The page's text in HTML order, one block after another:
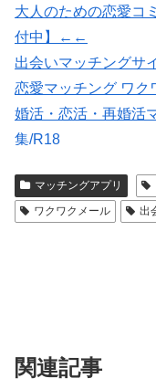
大人のための恋愛
付中】←←
出会いマッチングサ
恋愛マッチング ワク
婚活・恋活・再婚活
集/R18
紹介型マッチングア
マッチングアプリ
ワクワクメール
出
関連記事